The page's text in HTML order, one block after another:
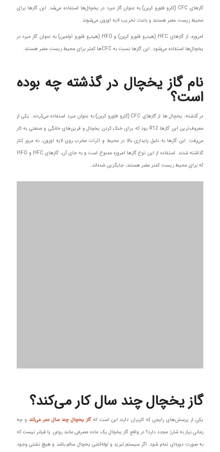
گازهای CFC (کلرو فلورو کربن) به عنوان گاز مبرد در یخچال‌ها استفاده می‌شد. این گازها برای
محیط زیست مضر هستند و باعث تخریب لایه اوزون می‌شوند.
امروزه، از گازهای HFC (هیدرو فلورو کربن) و HFO (هیدرو فلورو اولفین) به عنوان گاز مبرد در
یخچال‌ها استفاده می‌شود. این گازها نسبت به CFC‌ها کمتر برای محیط زیست مضر هستند.
نام گاز یخچال در گذشته چه بوده
است؟
در گذشته، یخچال‌ ها از گازهای CFC (کلرو فلورو کربن) به عنوان مبرد استفاده می‌کردند. یکی از
معروف‌ترین این گازها R12 بود که برای خنک کردن یخچال و فریزرهای خانگی و صنعتی به کار
می‌رفت. این گازها به دلیل پایداری بالا در محیط و اثرات مخرب روی لایه اوزون، به مرور کنار
گذاشته شدند. استفاده از این نوع گازها امروزه ممنوع است و به جای آن، گازهای HFC و HFO
که برای محیط زیست کمتر مضر هستند، جایگزین شده‌اند.
گاز یخچال چند سال کار می‌کند؟
یکی از پرسش‌های رایجی که کاربران دارند این است کهگاز یخچال چند سال عمر می‌کند و چه
زمانی نیاز به شارژ مجدد دارد؟ در واقع گاز یخچال یک ماده مصرفی مانند روغن یا فیلتر نیست که
به صورت دوره‌ای تمام شود. اگر سیستم تبرید و لوله‌کشی یخچال سالم باشد و هیچ نشتی وجود